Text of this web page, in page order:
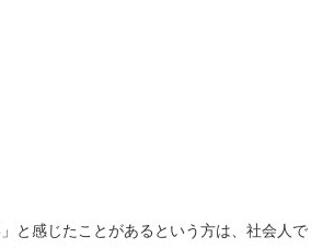
と感じたことがあるという方は、社会人で